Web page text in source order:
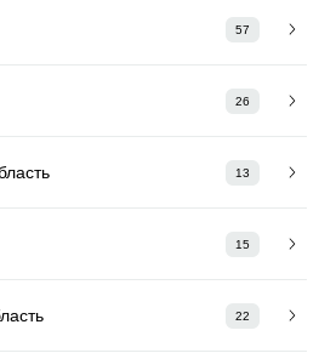
57
26
13
15
22